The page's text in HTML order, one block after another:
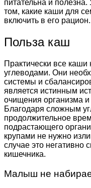
питательна и полезна.
том, какие каши для
включить в его рацион.
Польза каш
Практически все
углеводами. Они
системы и
является истинным
очищения организма
Благодаря сложным
продолжительное
подрастающего
крупами не нужно
случае это негативно
кишечника.
Малыш не